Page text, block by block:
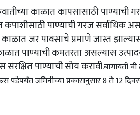
काळात कापसासाठी पाण्याची
कपाशीसाठी पाण्याची गरज सर्वाधिक
जर पावसाचे प्रमाणे जास्त
पाण्याची कमतरता असल्यास
पाण्याची सोय करावी.बागायती
पडेपर्यंत जमिनीच्या प्रकारानुसार 8 ते 12